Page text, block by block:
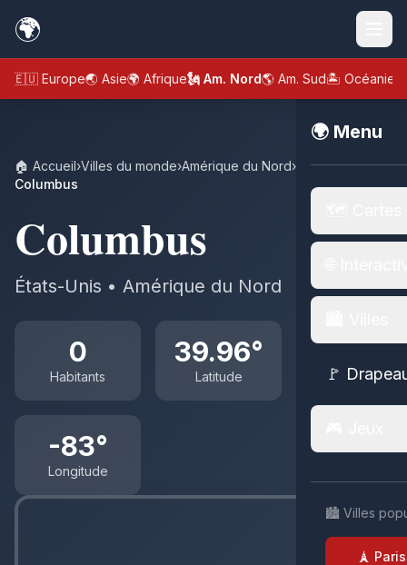
🌍
🇪🇺 Europe🌏 Asie🌍 Afrique🗽 Am. Nord🌎 Am. Sud🏝️ Océanie
🌍 Menu
🚩
🏙️ Villes
🗼 Paris
🏠 Accueil›Villes du monde›Amérique du Nord› États-Unis›
Columbus
Columbus
États-Unis • Amérique du Nord
0
Habitants
39.96°
Latitude
-83°
Longitude